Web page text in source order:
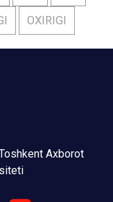
OXIRIGI
Axborot